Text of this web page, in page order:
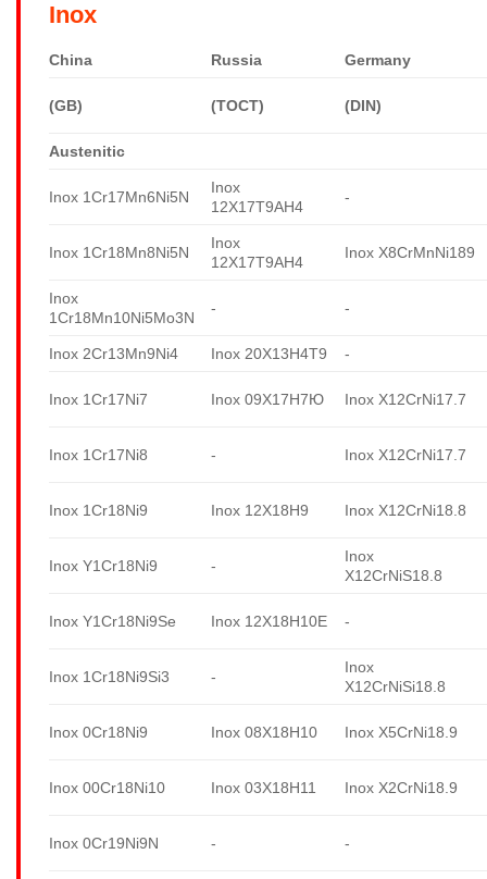
Inox
China Russia Germany
(GB) (TOCT) (DIN)
Austenitic
Inox 1Cr17Mn6Ni5N
Inox
12X17T9AH4
-
Inox 1Cr18Mn8Ni5N
Inox
12X17T9AH4
Inox X8CrMnNi189
Inox
1Cr18Mn10Ni5Mo3N
- -
Inox 2Cr13Mn9Ni4 Inox 20X13H4T9 -
Inox 1Cr17Ni7 Inox 09X17H7Ю Inox X12CrNi17.7
Inox 1Cr17Ni8 - Inox X12CrNi17.7
Inox 1Cr18Ni9 Inox 12X18H9 Inox X12CrNi18.8
Inox Y1Cr18Ni9 -
Inox
X12CrNiS18.8
Inox Y1Cr18Ni9Se Inox 12X18H10E -
Inox 1Cr18Ni9Si3 -
Inox
X12CrNiSi18.8
Inox 0Cr18Ni9 Inox 08X18H10 Inox X5CrNi18.9
Inox 00Cr18Ni10 Inox 03X18H11 Inox X2CrNi18.9
Inox 0Cr19Ni9N - -